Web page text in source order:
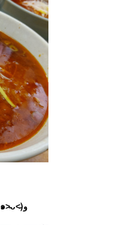
《 ラーメン松野屋 》さんです♪♪(๑˃̵ᴗ˂̵)و